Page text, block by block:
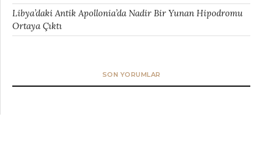
Libya’daki Antik Apollonia’da Nadir Bir Yunan Hipodromu
Ortaya Çıktı
SON YORUMLAR